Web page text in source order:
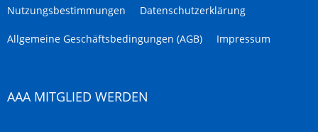
Nutzungsbestimmungen Datenschutzerklärung
Allgemeine Geschäftsbedingungen (AGB) Impressum
AAA MITGLIED WERDEN